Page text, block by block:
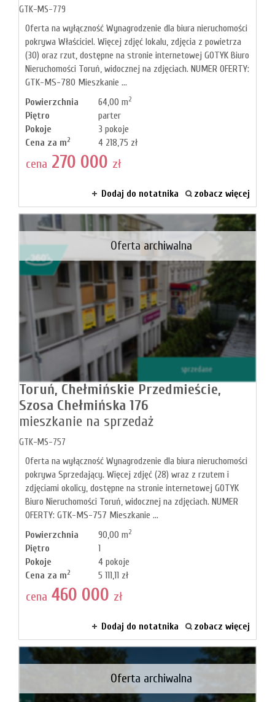
GTK-MS-779
Oferta na wyłączność Wynagrodzenie dla biura nieruchomości
pokrywa Właściciel. Więcej zdjęć lokalu, zdjęcia z powietrza
(30) oraz rzut, dostępne na stronie internetowej GOTYK Biuro
Nieruchomości Toruń, widocznej na zdjęciach. NUMER OFERTY:
GTK-MS-780 Mieszkanie ...
Powierzchnia
64,00 m2
Piętro
parter
Pokoje
3 pokoje
Cena za m2 4 218,75 zł
cena 270 000 zł
Dodaj do notatnika zobacz więcej
sprzedane
Oferta archiwalna
Toruń, Chełmińskie Przedmieście,
Szosa Chełmińska 176
mieszkanie na sprzedaż
GTK-MS-757
Oferta na wyłączność Wynagrodzenie dla biura nieruchomości
pokrywa Sprzedający. Więcej zdjęć (28) wraz z rzutem i
zdjęciami okolicy, dostępne na stronie internetowej GOTYK
Biuro Nieruchomości Toruń, widocznej na zdjęciach. NUMER
OFERTY: GTK-MS-757 Mieszkanie ...
Powierzchnia
90,00 m2
Piętro
1
Pokoje
4 pokoje
Cena za m2 5 111,11 zł
cena 460 000 zł
Dodaj do notatnika zobacz więcej
Oferta archiwalna